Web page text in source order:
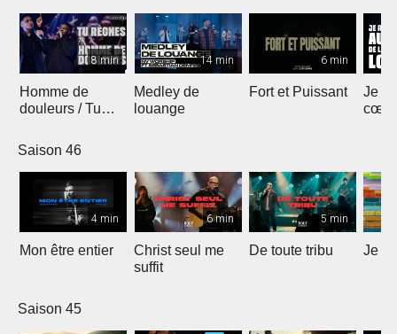
8 min
Homme de
douleurs / Tu
14 min
Medley de
louange
6 min
Fort et Puissant
Je
cœur
Saison 46
4 min
Mon être entier
6 min
Christ seul me
suffit
5 min
De toute tribu Je
Saison 45